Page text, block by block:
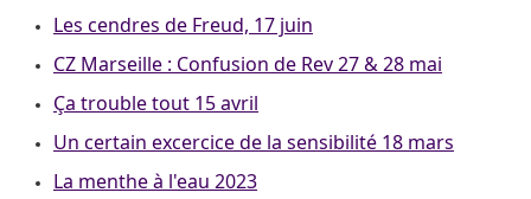
Les cendres de Freud, 17 juin
CZ Marseille : Confusion de Rev 27 & 28 mai
Ça trouble tout 15 avril
Un certain excercice de la sensibilité 18 mars
La menthe à l'eau 2023